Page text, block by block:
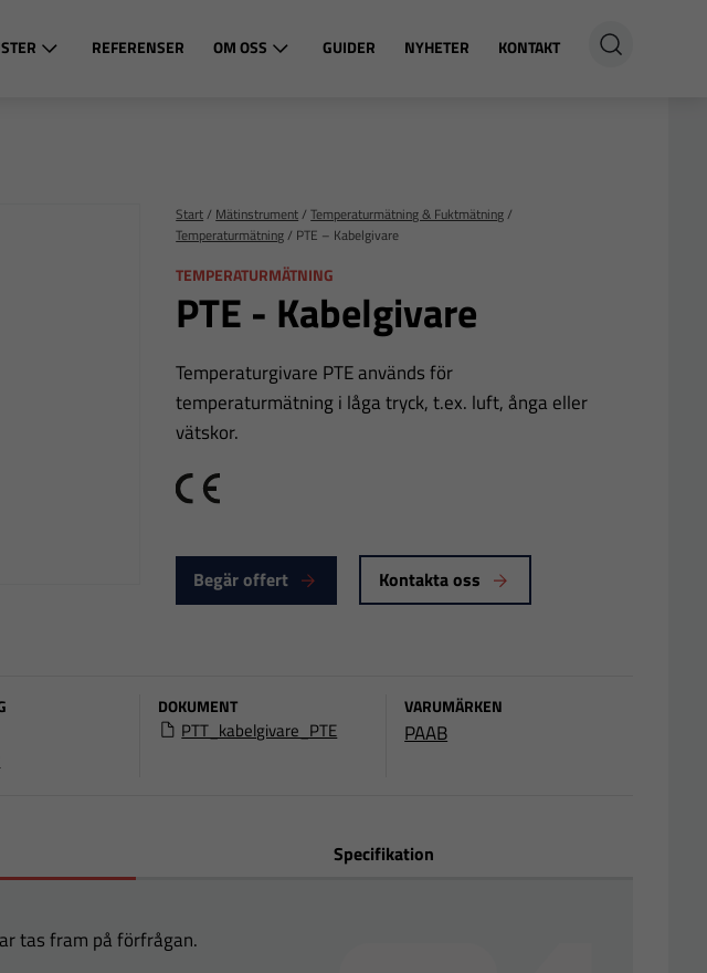
REFERENSER OM OSS GUIDER NYHETER KONTAKT
Start/ Mätinstrument/Temperaturmätning & Fuktmätning/
Temperaturmätning/ PTE – Kabelgivare
TEMPERATURMÄTNING
PTE - Kabelgivare
Temperaturgivare PTE används för
temperaturmätning i låga tryck, t.ex. luft, ånga eller
vätskor.
CE
Begär offert Kontakta oss
DOKUMENT
PTT_kabelgivare_PTE
VARUMÄRKEN
PAAB
Specifikation
tas fram på förfrågan.